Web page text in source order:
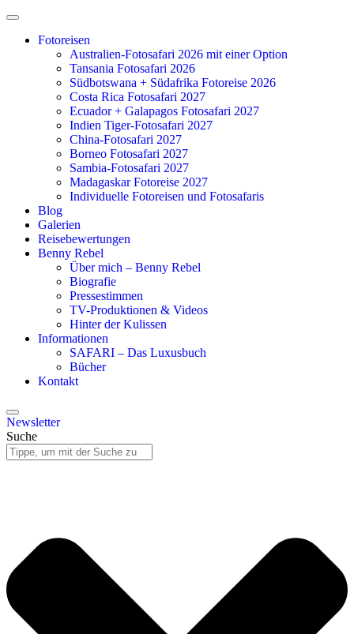
Zum
springenFotoreisen
Australien-Fotosafari 2026 mit einer Option
Tansania Fotosafari 2026
Südbotswana + Südafrika Fotoreise 2026
Costa Rica Fotosafari 2027
Ecuador + Galapagos Fotosafari 2027
Indien Tiger-Fotosafari 2027
China-Fotosafari 2027
Borneo Fotosafari 2027
Sambia-Fotosafari 2027
Madagaskar Fotoreise 2027
Individuelle Fotoreisen und Fotosafaris
Blog
Galerien
Reisebewertungen
Benny Rebel
Über mich – Benny Rebel
Biografie
Pressestimmen
TV-Produktionen & Videos
Hinter der Kulissen
Informationen
SAFARI – Das Luxusbuch
Bücher
Kontakt
Newsletter
Suche